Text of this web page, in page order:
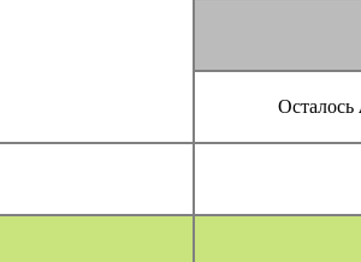
Осталось